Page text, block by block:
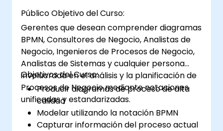
componente esencial para garantizar la
efectividad de proyectos y cambios en la
organización, al asegurar que las soluciones
implementadas sean pertinentes, viables y
plenamente alineadas con los requisitos
empresariales.
Público Objetivo del Curso:
Gerentes que desean comprender diagramas
BPMN, Consultores de Negocio, Analistas de
Negocio, Ingenieros de Procesos de Negocio,
Analistas de Sistemas y cualquier persona
involucrada en el análisis y la planificación de
Procesos de Negocio mediante notaciones
unificadas y estandarizadas.
Objetivos del Curso:
Producir diagramas de proceso de alta
calidad
Modelar utilizando la notación BPMN
Capturar información del proceso actual